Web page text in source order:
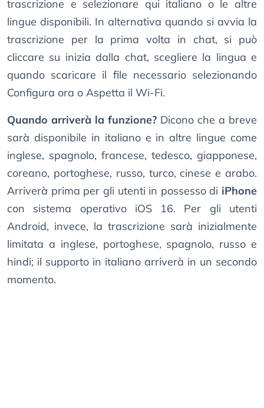
trascrizione e selezionare qui italiano o le altre
lingue disponibili. In alternativa quando si avvia la
trascrizione per la prima volta in chat, si può
cliccare su inizia dalla chat, scegliere la lingua e
quando scaricare il file necessario selezionando
Configura ora o Aspetta il Wi-Fi.
Quando arriverà la funzione? Dicono che a breve
sarà disponibile in italiano e in altre lingue come
inglese, spagnolo, francese, tedesco, giapponese,
coreano, portoghese, russo, turco, cinese e arabo.
Arriverà prima per gli utenti in possesso di iPhone
con sistema operativo iOS 16. Per gli utenti
Android, invece, la trascrizione sarà inizialmente
limitata a inglese, portoghese, spagnolo, russo e
hindi; il supporto in italiano arriverà in un secondo
momento.